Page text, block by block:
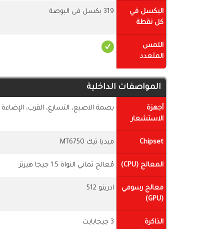
البكسل في
كل نقطة
319 بكسل فى البوصة
اللمس
المتعدد
المواصفات الداخلية
أجهزة
الاستشعار
بصمة الاصبع، التسارع، القرب،
Chipset ميديا تيك MT6750
المعالج (CPU) مُعالج ثماني النواة 1.5 جيجا هيرتز
معالج رسومي
(GPU)
ادرينو 512
الذاكرة
3 جيجابايت